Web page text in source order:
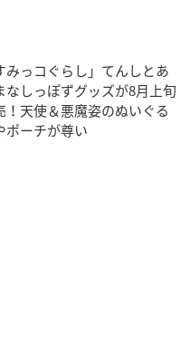
みっコぐらし」てんしとあ
なしっぽずグッズが8月上旬
！天使＆悪魔姿のぬいぐる
ポーチが尊い